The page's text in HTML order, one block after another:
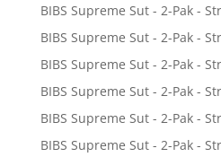
BIBS Supreme Sut - 2-Pak -
BIBS Supreme Sut - 2-Pak -
BIBS Supreme Sut - 2-Pak -
BIBS Supreme Sut - 2-Pak -
BIBS Supreme Sut - 2-Pak -
BIBS Supreme Sut - 2-Pak -